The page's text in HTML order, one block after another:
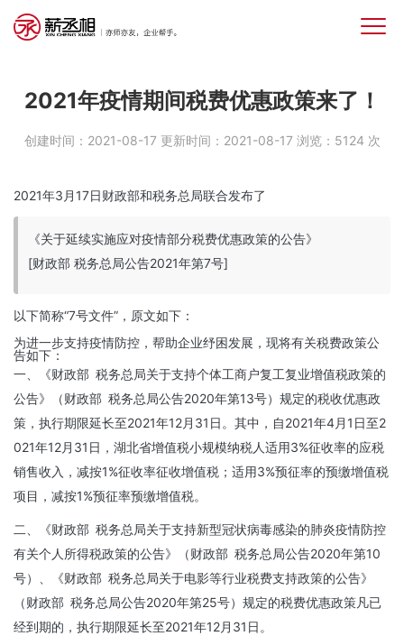
2021年疫情期间税费优惠政策来了！
创建时间：2021-08-17 更新时间：2021-08-17 浏览：5124 次
2021年3月17日财政部和税务总局联合发布了
《关于延续实施应对疫情部分税费优惠政策的公告》
[财政部 税务总局公告2021年第7号]
以下简称“7号文件”，原文如下：
为进一步支持疫情防控，帮助企业纾困发展，现将有关税费政策公
告如下：
一、《财政部 税务总局关于支持个体工商户复工复业增值税政策的
公告》（财政部 税务总局公告2020年第13号）规定的税收优惠政
策，执行期限延长至2021年12月31日。其中，自2021年4月1日至2
021年12月31日，湖北省增值税小规模纳税人适用3%征收率的应税
销售收入，减按1%征收率征收增值税；适用3%预征率的预缴增值税
项目，减按1%预征率预缴增值税。
二、《财政部 税务总局关于支持新型冠状病毒感染的肺炎疫情防控
有关个人所得税政策的公告》（财政部 税务总局公告2020年第10
号）、《财政部 税务总局关于电影等行业税费支持政策的公告》
（财政部 税务总局公告2020年第25号）规定的税费优惠政策凡已
经到期的，执行期限延长至2021年12月31日。